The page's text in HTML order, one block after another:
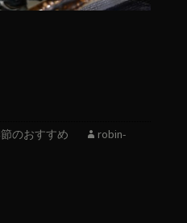
のおすすめ
robin-